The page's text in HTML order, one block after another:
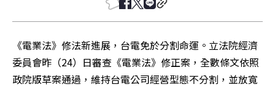
《電業法》修法新進展，台電免於分割命運。立法院經濟
委員會昨（24）日審查《電業法》修正案，全數條文依照
政院版草案通過，維持台電公司經營型態不分割，並放寬